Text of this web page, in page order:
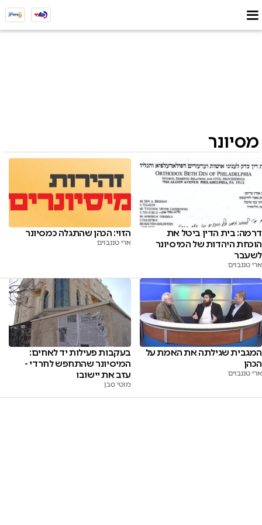
מסיונר
דרמה: בית הדין ביטל את
הוכחת היהדות של המיסיונר
לשעבר
ארי טננבוים
הזוי: הכהן שהתגלה כמסיונר
ארי טננבוים
המגבית שגילתה את האמת על
הכהן
ארי טננבוים
בעקבות פעילות יד לאחים:
המיסיונר שהתחפש לחרדי -
עזב את יישובו
מוטי סבן